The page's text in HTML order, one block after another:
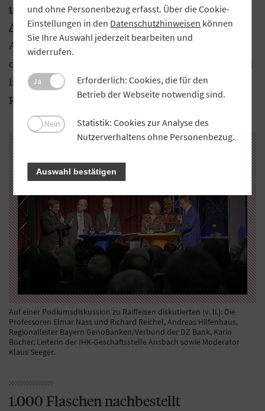
und DZ Bank auf Einladung des Kreditinstituts in
Ansbach über die genossenschaftliche Idee.
Außerdem sind Gewinnspiele, Schafkopf-Turniere
oder ein Fotobox-Event geplant. Ein Mitarbeiter, der
in seiner Freizeit Bienen züchtet, möchte einen
Raiffeisen-Honig imkern.
Auf einer Podiumsdiskussion zu Raiffeisen diskutierten (v. li.): Die
Professoren Elmar Nass und Richard Reichel, Andreas Hilfenhaus,
Regionalleiter Bayern GenoBanken/Verbund der DZ Bank, Karin
Bucher, Leiterin der IHK-Geschäftsstelle Ansbach sowie Moderator
Klaus Seeger.
1.000 Flaschen nachbestellt
und ohne Personenbezug erfasst. Über die Cookie-
Einstellungen in den Datenschutzhinweisen können
Sie Ihre Auswahl jederzeit bearbeiten und
widerrufen.
Ja
Erforderlich: Cookies, die für den
Betrieb der Webseite notwendig sind.
Nein
Statistik: Cookies zur Analyse des
Nutzerverhaltens ohne Personenbezug.
Auswahl bestätigen